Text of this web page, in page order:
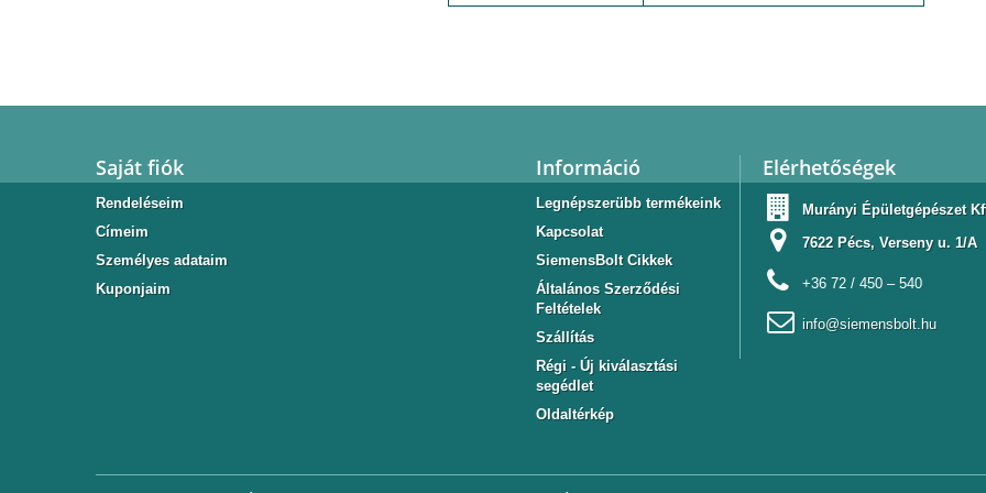
Saját fiók
Rendeléseim
Címeim
Személyes adataim
Kuponjaim
Információ
Legnépszerübb termékeink
Kapcsolat
SiemensBolt Cikkek
Általános Szerződési
Feltételek
Szállítás
Régi - Új kiválasztási
segédlet
Oldaltérkép
Elérhetőségek
Murányi Épületgépészet
7622 Pécs, Verseny u. 1/A
+36 72 / 450 – 540
info@siemensbolt.hu